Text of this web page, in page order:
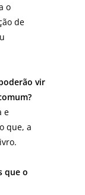
o
de
vir
e
que, a
que o